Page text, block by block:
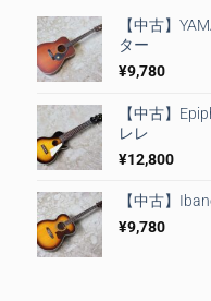
【中古】
ター
¥9,780
【中古】
レレ
¥12,800
【中古】
¥9,780